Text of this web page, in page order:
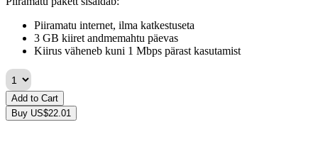
Piiramatu internet, ilma katkestuseta
3 GB kiiret andmemahtu päevas
Kiirus väheneb kuni 1 Mbps pärast kasutamist
Add to Cart
Buy US$22.01